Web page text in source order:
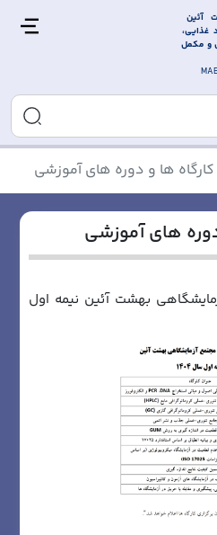
آئین
غذایی،
و مکمل
کارگاه ها و دوره های آموزشی
های آموزشی
بهشت آئین نیمه اول